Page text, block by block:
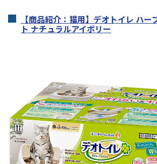
【商品紹介：猫用】デオトイレ ハー
ト ナチュラルアイボリー